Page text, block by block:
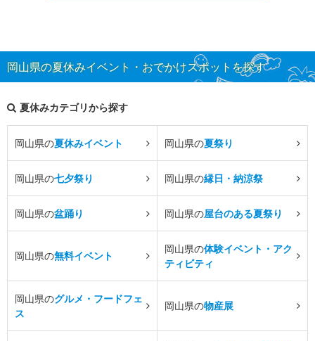
岡山県の夏休みイベント・おでかけスポットを探す
夏休みカテゴリから探す
岡山県の夏休みイベント 岡山県の夏祭り
岡山県の七夕祭り 岡山県の縁日・納涼祭
岡山県の盆踊り 岡山県の屋台のある夏祭り
岡山県の無料イベント
岡山県の体験イベント・アク
ティビティ
岡山県のグルメ・フードフェ
ス
岡山県の物産展